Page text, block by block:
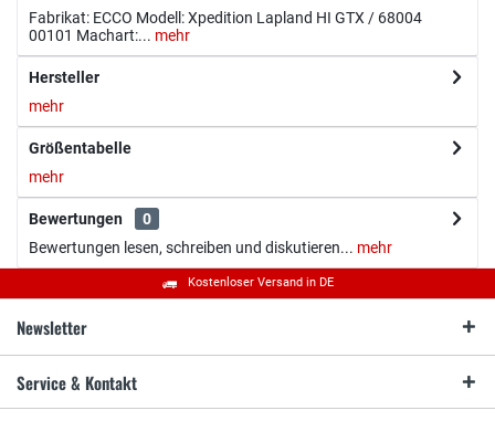
Fabrikat: ECCO Modell: Xpedition Lapland HI GTX / 68004
00101 Machart:... mehr
Hersteller
mehr
Größentabelle
mehr
Bewertungen
0
Bewertungen lesen, schreiben und diskutieren... mehr
Kostenloser Versand in DE
Newsletter
Service & Kontakt